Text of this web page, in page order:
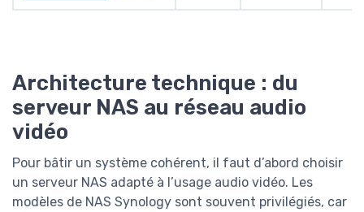
Architecture technique : du
serveur NAS au réseau audio
vidéo
Pour bâtir un système cohérent, il faut d’abord choisir
un serveur NAS adapté à l’usage audio vidéo. Les
modèles de NAS Synology sont souvent privilégiés, car